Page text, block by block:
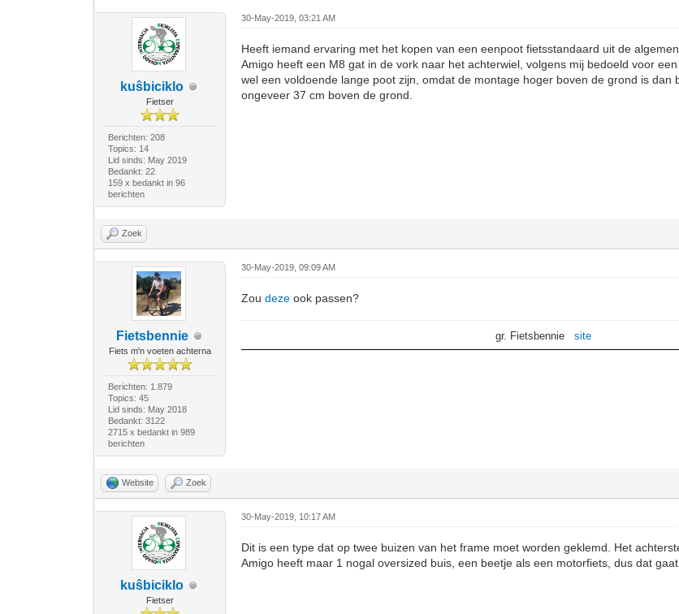
kuŝbiciklo
Fietser
Berichten: 208
Topics: 14
Lid sinds: May 2019
Bedankt: 22
159 x bedankt in 96
berichten
30-May-2019, 03:21 AM
Heeft iemand ervaring met het kopen van een eenpoot fietsstandaard uit de
Amigo heeft een M8 gat in de vork naar het achterwiel, volgens mij bedoeld voor
wel een voldoende lange poot zijn, omdat de montage hoger boven de grond is dan
ongeveer 37 cm boven de grond.
Zoek
Fietsbennie
Fiets m'n voeten achterna
Berichten: 1.879
Topics: 45
Lid sinds: May 2018
Bedankt: 3122
2715 x bedankt in 989
berichten
30-May-2019, 09:09 AM
Zoudeze ook passen?
gr. Fietsbenniesite
Website Zoek
kuŝbiciklo
Fietser
30-May-2019, 10:17 AM
Dit is een type dat op twee buizen van het frame moet worden geklemd. Het
Amigo heeft maar 1 nogal oversized buis, een beetje als een motorfiets, dus dat gaat